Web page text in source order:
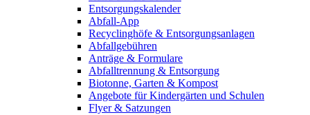
Entsorgungskalender
Abfall-App
Recyclinghöfe & Entsorgungsanlagen
Abfallgebühren
Anträge & Formulare
Abfalltrennung & Entsorgung
Biotonne, Garten & Kompost
Angebote für Kindergärten und Schulen
Flyer & Satzungen